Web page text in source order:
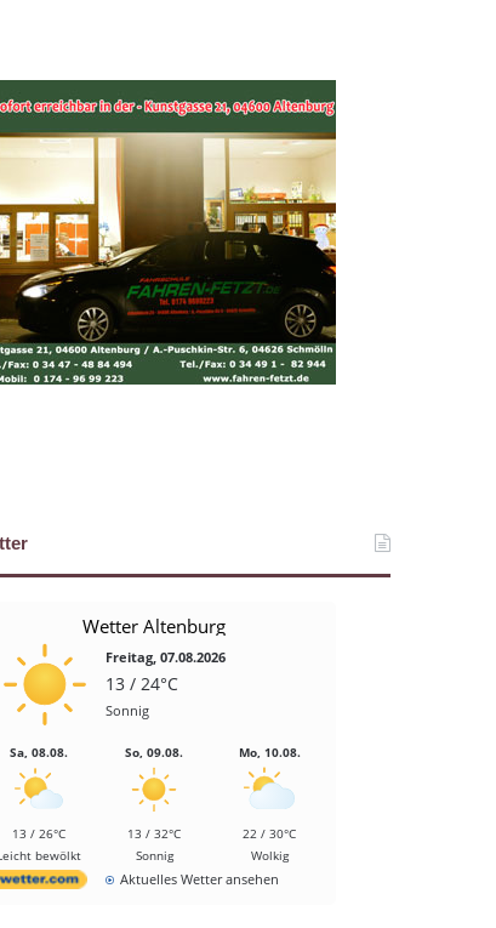
Wetter Altenburg
Freitag, 07.08.2026
13 / 24°C
Sonnig
Sa, 08.08.
13 / 26°C
bewölkt
So, 09.08.
13 / 32°C
Sonnig
Mo, 10.08.
22 / 30°C
Wolkig
Aktuelles Wetter ansehen